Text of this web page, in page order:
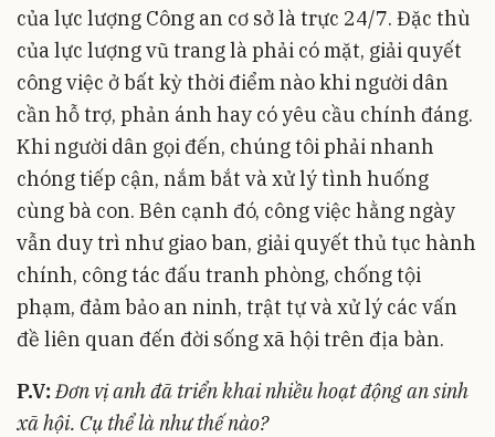
của lực lượng Công an cơ sở là trực 24/7. Đặc thù
của lực lượng vũ trang là phải có mặt, giải quyết
công việc ở bất kỳ thời điểm nào khi người dân
cần hỗ trợ, phản ánh hay có yêu cầu chính đáng.
Khi người dân gọi đến, chúng tôi phải nhanh
chóng tiếp cận, nắm bắt và xử lý tình huống
cùng bà con. Bên cạnh đó, công việc hằng ngày
vẫn duy trì như giao ban, giải quyết thủ tục hành
chính, công tác đấu tranh phòng, chống tội
phạm, đảm bảo an ninh, trật tự và xử lý các vấn
đề liên quan đến đời sống xã hội trên địa bàn.
P.V:Đơn vị anh đã triển khai nhiều hoạt động an sinh
xã hội. Cụ thể là như thế nào?